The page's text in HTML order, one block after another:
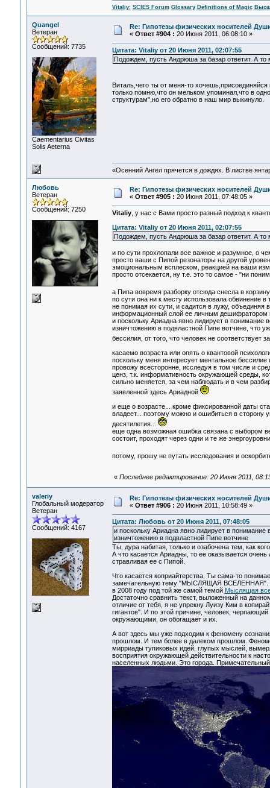
Vitaliy: SCIES Forum Glossary Definitions of Magic
Quangel
Ветеран
Сообщений: 7735
Сaementarius Civitas
Solis Aeterna
Re: Гипотезы физических носителей
« Ответ #904 : 20 Июня 2011, 06:08:10 »
Цитата: Vitaliy от 20 Июня 2011, 02:07:55
Подождем, пусть Андрюша за базар ответит. А
Виталь,чего ты от меня-то
только помню,что он мельком упоминал,что в
структурам",но его обратно в наш мир выкинуло.
«Осенний Ангел прячется в дождях. В листве
Любовь
Ветеран
Сообщений: 7250
Re: Гипотезы физических носителей
« Ответ #905 : 20 Июня 2011, 07:48:05 »
Vitaliy, у нас с Вами просто разный подход к
Цитата: Vitaliy от 20 Июня 2011, 02:07:55
Подождем, пусть Андрюша за базар ответит. А
и по сути прохлопали все важное и разумное, о
просто ваши с Пипой резонаторы на другой
эмоциональным всплеском, реакцией на ваши
просто отсекается, ну т.е. это то самое - "ни
а Пипа вовремя разборку отсюда снесла в
по сути она ни к месту использовала обвинение
не понимая их сути, и садится в лужу, объединяя
информационный слой ее личным дешифратором
и поскольку Ариадна явно лидирует в понимание
изничтожению в подвластной Пипе вотчине, что
бессилия, от того, что человек не
касаемо возраста или опять о квантовой
поскольку меня интересует ментальное
провожу всесторонне, исследуя в том числе и
ценз, т.к. информативность окружающей среды,
сильно меняется, за чем наблюдать и в чем
заявленной здесь Ариадной
и еще о возрасте... кроме фиксированной даты
владеет... поэтому можно и ошибиться в сторону
десятилетия...
еще одна возможная ошибка связана с выбором
состоит, проходят через одни и те же
потому, прошу не путать исследования и
« Последнее редактирование: 20 Июня 2011,
valeriy
Глобальный модератор
Ветеран
Сообщений: 4167
Re: Гипотезы физических носителей
« Ответ #906 : 20 Июня 2011, 10:58:49 »
Цитата: Любовь от 20 Июня 2011, 07:48:05
и поскольку Ариадна явно лидирует в
изничтожению в подвластной Пипе вотчине
Ты, дура набитая, только и озабочена тем, как
А что касается Ариадны, то ее оказывается
стравливая ее с Пипой.
Что касается коприайтерства. Ты сама-то
замечательную тему "МЫСЛЯЩАЯ ВСЕЛЕННАЯ".
в 2008 году под той же самой темой Мыслящая
Достаточно сравнить текст, выложенный на
отличие от тебя, я не упрекну Луизу Ким в
гигантов". И по этой причине, человек,
окружающими, он обогащает и их.
А вот здесь мы уже подходим к феномену
прошлом. И тем более в далеком прошлом.
мирриады тупиковых идей, глупых мыслей,
восприятия окружающей действительности к
населенных людьми. Это города.